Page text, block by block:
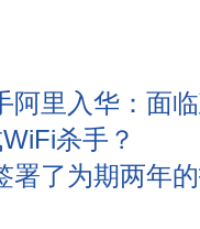
阿里入华：面
杀手？
署了为期两年